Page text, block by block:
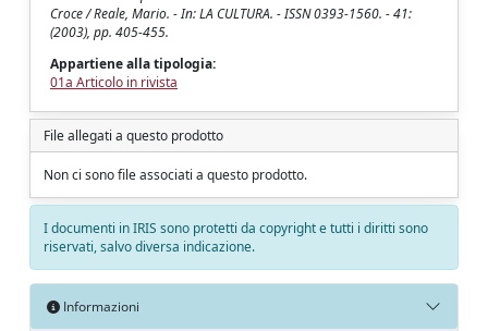
Croce / Reale, Mario. - In: LA CULTURA. - ISSN 0393-1560. - 41:
(2003), pp. 405-455.
Appartiene alla tipologia:
01a Articolo in rivista
File allegati a questo prodotto
Non ci sono file associati a questo prodotto.
I documenti in IRIS sono protetti da copyright e tutti i diritti sono
riservati, salvo diversa indicazione.
Informazioni